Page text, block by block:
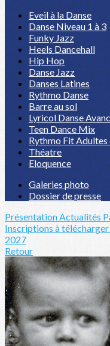
Eveil à la Danse
Danse Niveau 1 à 3
Funky Jazz
Heels Dancehall
Hip Hop
Danse Jazz
Danses Latines
Rythmo Danse
Barre au sol
Lyricol Danse
Teen Dance Mix
Rythmo Fit Adultes
Théatre
Eloquence
Galeries photo
Dossier de presse
PrésentationActualités
Inscriptions à
2027
Retour